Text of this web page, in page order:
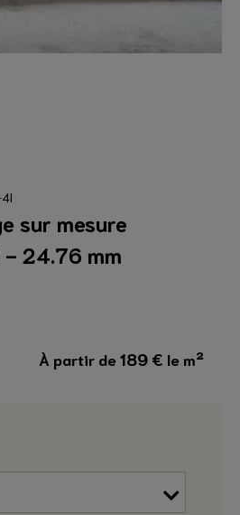
sur mesure
24.76 mm
À partir de189 € le m²